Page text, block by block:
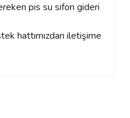
pis su sifon gideri
hattımızdan iletişime